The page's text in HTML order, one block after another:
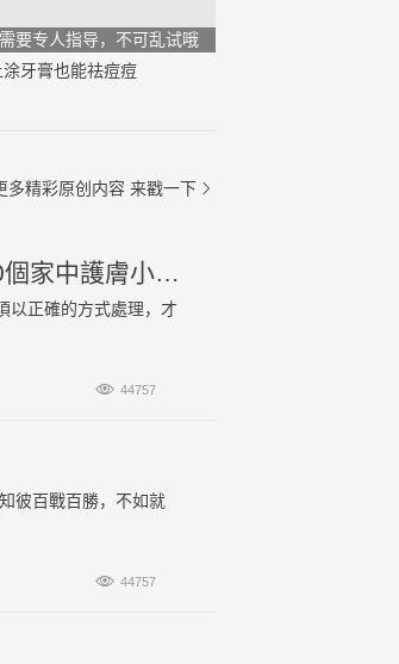
要专人指导，不可乱试哦
牙膏也能祛痘痘
多精彩原创内容 来戳一下 
如何擺脫粉刺白頭避免誘發更嚴重的毛囊炎？ 必收藏10個家中護膚小貼士
以正確的方式處理，才
 44757
彼百戰百勝，不如就
 44757